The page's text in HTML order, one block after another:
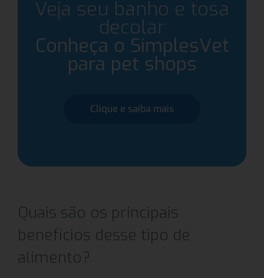
Veja seu banho e tosa
decolar
Conheça o SimplesVet
para pet shops
Clique e saiba mais
Quais são os principais
benefícios desse tipo de
alimento?